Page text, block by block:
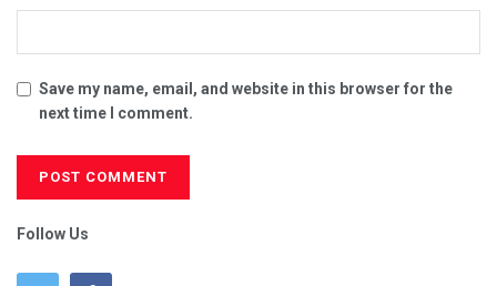
Save my name, email, and website in this browser for the
next time I comment.
Follow Us